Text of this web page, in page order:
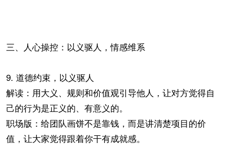
三、人心操控：以义驱人，情感维系
9. 道德约束，以义驱人
解读：用大义、规则和价值观引导他人，让对方觉得自
己的行为是正义的、有意义的。
职场版：给团队画饼不是靠钱，而是讲清楚项目的价
值，让大家觉得跟着你干有成就感。